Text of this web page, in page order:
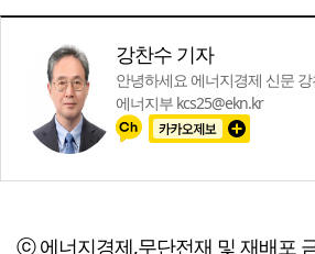
강찬수 기자
안녕하세요 에너지경제 신문
에너지부 kcs25@ekn.kr
ⓒ 에너지경제,무단전재 및 재배포